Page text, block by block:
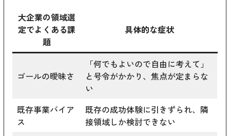
大企業の領域選
定でよくある課
題
具体的な症状
ゴールの曖昧さ
「何でもよいので自由に考えて」
と号令がかかり、焦点が定まらな
い
既存事業バイア
ス
既存の成功体験に引きずられ、隣
接領域しか検討できない